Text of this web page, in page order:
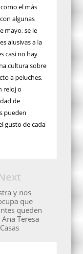
el más
algunas
mayo, se le
alusivas a la
casi no hay
cultura sobre
a peluches,
reloj o
de
pueden
gusto de cada
y nos
que
queden
Teresa
Casas